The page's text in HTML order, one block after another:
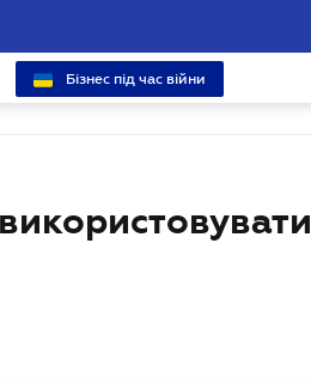
Бізнес під час війни